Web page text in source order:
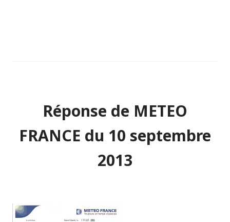
Réponse de METEO
FRANCE du 10 septembre
2013